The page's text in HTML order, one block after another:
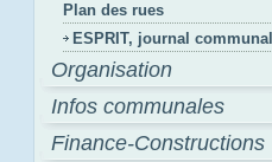
Plan des rues
ESPRIT, journal communal
Organisation
Infos communales
Finance-Constructions